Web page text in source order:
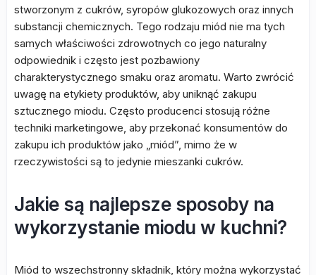
stworzonym z cukrów, syropów glukozowych oraz innych
substancji chemicznych. Tego rodzaju miód nie ma tych
samych właściwości zdrowotnych co jego naturalny
odpowiednik i często jest pozbawiony
charakterystycznego smaku oraz aromatu. Warto zwrócić
uwagę na etykiety produktów, aby uniknąć zakupu
sztucznego miodu. Często producenci stosują różne
techniki marketingowe, aby przekonać konsumentów do
zakupu ich produktów jako „miód”, mimo że w
rzeczywistości są to jedynie mieszanki cukrów.
Jakie są najlepsze sposoby na
wykorzystanie miodu w kuchni?
Miód to wszechstronny składnik, który można wykorzystać